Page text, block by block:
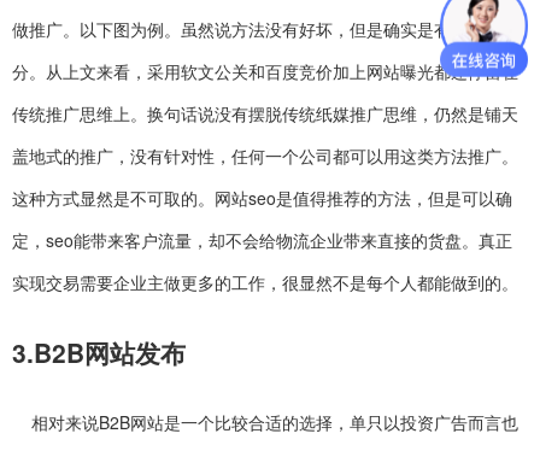
做推广。以下图为例。虽然说方法没有好坏，但是确实是有合适之
分。从上文来看，采用软文公关和百度竞价加上网站曝光都还停留在
传统推广思维上。换句话说没有摆脱传统纸媒推广思维，仍然是铺天
盖地式的推广，没有针对性，任何一个公司都可以用这类方法推广。
这种方式显然是不可取的。网站seo是值得推荐的方法，但是可以确
定，seo能带来客户流量，却不会给物流企业带来直接的货盘。真正
实现交易需要企业主做更多的工作，很显然不是每个人都能做到的。
3.B2B网站发布
相对来说B2B网站是一个比较合适的选择，单只以投资广告而言也